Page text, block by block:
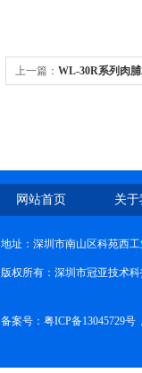
上一篇： WL-30R系列肉
网站首页 关
地址：深圳市南山区科苑西
版权所有：深圳市冠亚技术
备案号： 粤ICP备13045729号